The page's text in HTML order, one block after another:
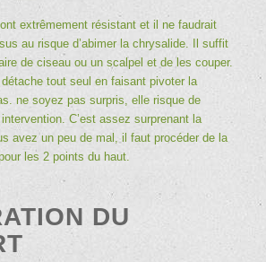
extrêmement résistant et il ne faudrait
au risque d’abimer la chrysalide. Il suffit
de ciseau ou un scalpel et de les couper.
tout seul en faisant pivoter la
ne soyez pas surpris, elle risque de
C’est assez surprenant la
avez un peu de mal, il faut procéder de la
les 2 points du haut.
DU